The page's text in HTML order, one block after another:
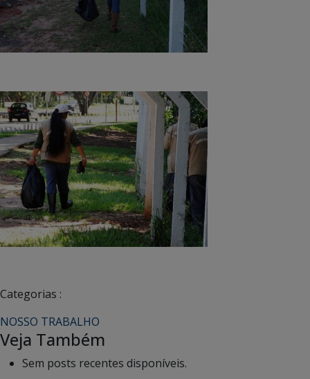
Categorias :
NOSSO TRABALHO
Veja Também
Sem posts recentes disponíveis.